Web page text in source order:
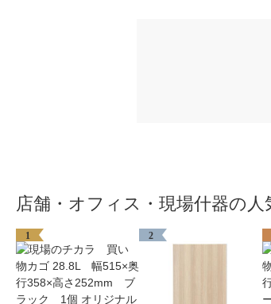
店舗・オフィス・現場什器の
1 2